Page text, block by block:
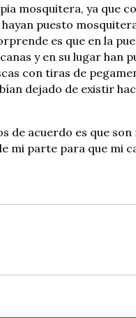
mosquitera, ya que
puesto
es que en la
y en su lugar han
con tiras de
dejado de existir
de acuerdo es que
mi parte para que mi